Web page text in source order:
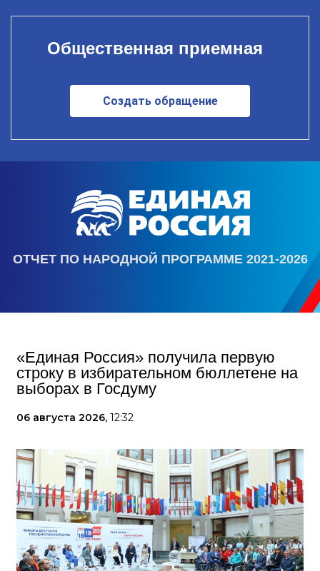
Общественная приемная
Создать обращение
ОТЧЕТ ПО НАРОДНОЙ ПРОГРАММЕ 2021-2026
«Единая Россия» получила первую
строку в избирательном бюллетене на
выборах в Госдуму
06 августа 2026, 12:32